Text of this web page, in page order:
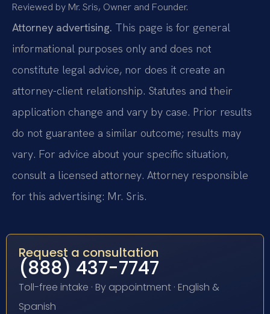
Reviewed by Mr. Sris, Owner and Founder.
Attorney advertising. This page is for general
informational purposes only and does not
constitute legal advice, nor does it create an
attorney-client relationship. Statutes and their
application change and vary by case. Prior results
do not guarantee a similar outcome; results may
vary. For advice about your specific situation,
consult a licensed attorney. Attorney responsible
for this advertising: Mr. Sris.
Request a consultation
(888) 437-7747
Toll-free intake · By appointment · English &
Spanish